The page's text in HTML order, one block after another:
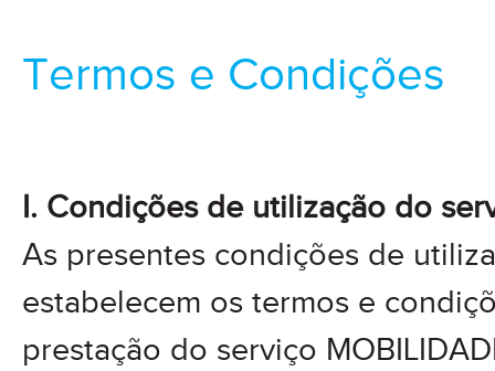
Termos e Condições
I. Condições de utilização do
As presentes condições de
estabelecem os termos e
prestação do serviço